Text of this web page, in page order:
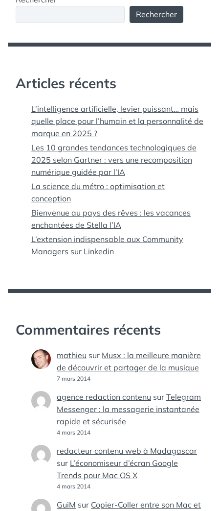
Rechercher
Articles récents
L’intelligence artificielle, levier puissant… mais
quelle place pour l’humain et la personnalité de
marque en 2025 ?
Les 10 grandes tendances technologiques de
2025 selon Gartner : vers une recomposition
numérique guidée par l’IA
La science du métro : optimisation et
conception
Bienvenue au pays des rêves : les vacances
enchantées de Stella l’IA
L’extension indispensable aux Community
Managers sur Linkedin
Commentaires récents
mathieu sur Musx : la meilleure manière
de découvrir et partager de la musique
7 mars 2014
agence redaction contenu sur Telegram
Messenger : la messagerie instantanée
rapide et sécurisée
4 mars 2014
redacteur contenu web à Madagascar
sur L’économiseur d’écran Google
Trends pour Mac OS X
4 mars 2014
GuiM sur Copier-Coller entre son Mac et